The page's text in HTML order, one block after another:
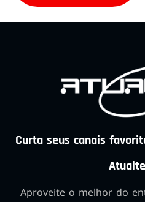
Curta seus canais
Aproveite o melhor do